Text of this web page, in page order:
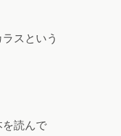
スという
を読んで